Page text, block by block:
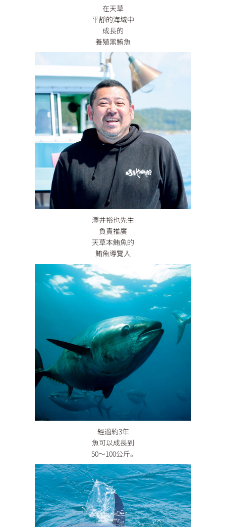
在天草
平靜的海域中
成長的
養殖黑鮪魚
澤井裕也先生
負責推廣
天草本鮪魚的
鮪魚導覽人
經過約3年
魚可以成長到
50〜100公斤。